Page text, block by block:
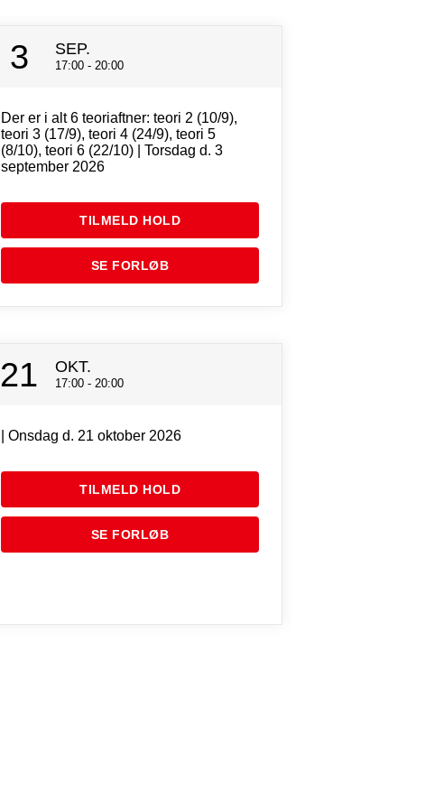
3 SEP.
17:00 - 20:00
Der er i alt 6 teoriaftner: teori 2 (10/9),
teori 3 (17/9), teori 4 (24/9), teori 5
(8/10), teori 6 (22/10) | Torsdag d. 3
september 2026
TILMELD HOLD
SE FORLØB
21 OKT.
17:00 - 20:00
| Onsdag d. 21 oktober 2026
TILMELD HOLD
SE FORLØB